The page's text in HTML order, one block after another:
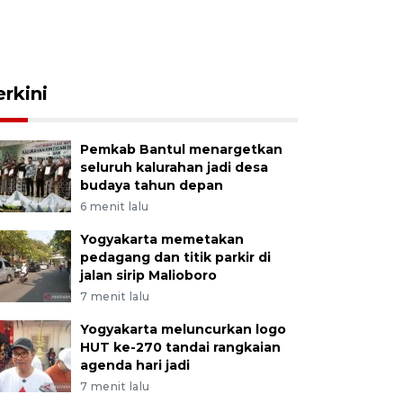
Pemkab Bantul menargetkan
seluruh kalurahan jadi desa
budaya tahun depan
6 menit lalu
Yogyakarta memetakan
pedagang dan titik parkir di
jalan sirip Malioboro
7 menit lalu
Yogyakarta meluncurkan logo
HUT ke-270 tandai rangkaian
agenda hari jadi
7 menit lalu